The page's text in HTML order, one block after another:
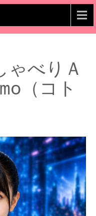
ゃべりＡ
（コト